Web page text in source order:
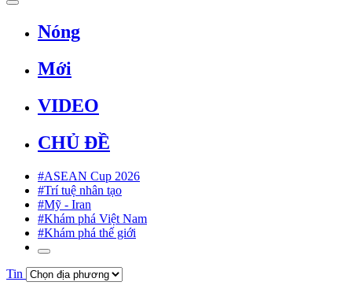
Nóng
Mới
VIDEO
CHỦ ĐỀ
#ASEAN Cup 2026
#Trí tuệ nhân tạo
#Mỹ - Iran
#Khám phá Việt Nam
#Khám phá thế giới
Tin